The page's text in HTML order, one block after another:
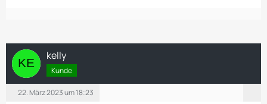
kelly
Kunde
22. März 2023 um 18:23